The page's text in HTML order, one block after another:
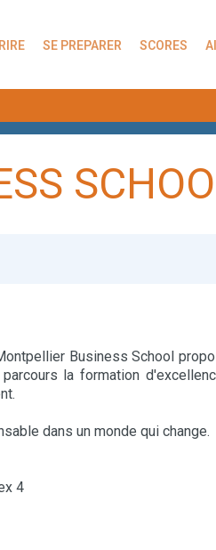
SE PREPARER SCORES
Business School
la formation
dans un monde qui change.
4